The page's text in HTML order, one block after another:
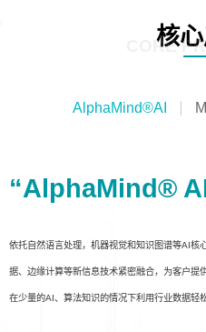
核
CORE
AlphaMind®AI
“AlphaMind®
依托自然语言处理，机器视觉和知识图谱等AI核
据、边缘计算等新信息技术紧密融合，为客户提
在少量的AI、算法知识的情况下利用行业数据轻